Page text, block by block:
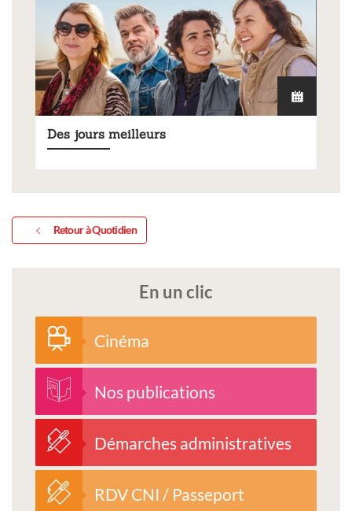
Des jours meilleurs
Retour à Quotidien
En un clic
Cinéma
Nos publications
Démarches administratives
RDV CNI / Passeport